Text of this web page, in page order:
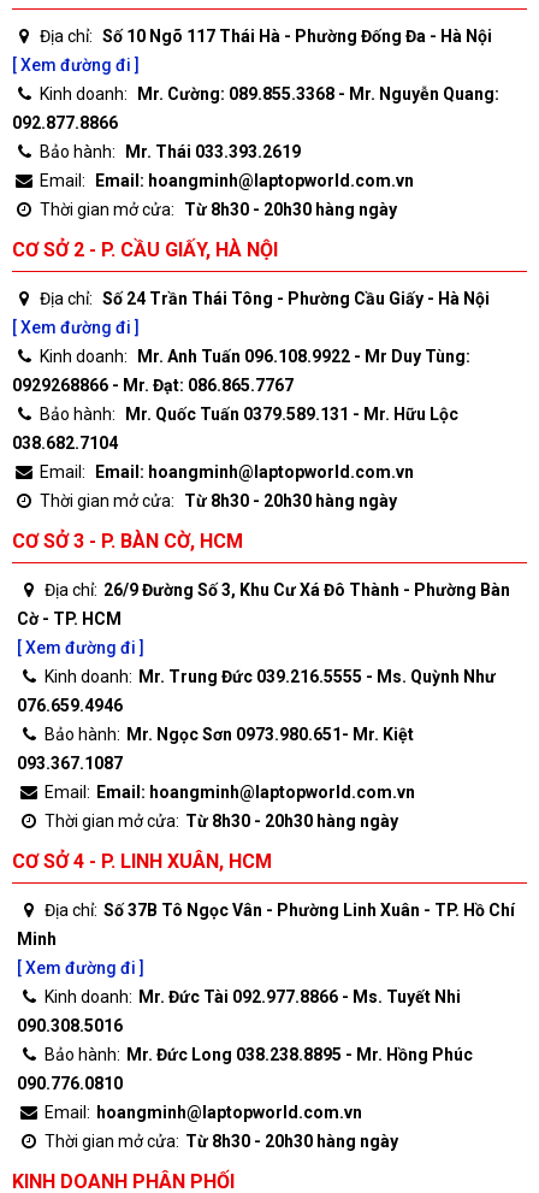
Địa chỉ: Số 10 Ngõ 117 Thái Hà - Phường Đống Đa - Hà Nội
[ Xem đường đi ]
Kinh doanh:
Mr. Cường: 089.855.3368 - Mr. Nguyễn Quang:
092.877.8866
Bảo hành:
Mr. Thái 033.393.2619
Email:
Email: hoangminh@laptopworld.com.vn
Thời gian mở cửa:
Từ 8h30 - 20h30 hàng ngày
CƠ SỞ 2 - P. CẦU GIẤY, HÀ NỘI
Địa chỉ: Số 24 Trần Thái Tông - Phường Cầu Giấy - Hà Nội
[ Xem đường đi ]
Kinh doanh:
Mr. Anh Tuấn 096.108.9922 - Mr Duy Tùng:
0929268866 - Mr. Đạt: 086.865.7767
Bảo hành:
Mr. Quốc Tuấn 0379.589.131 - Mr. Hữu Lộc
038.682.7104
Email:
Email: hoangminh@laptopworld.com.vn
Thời gian mở cửa:
Từ 8h30 - 20h30 hàng ngày
CƠ SỞ 3 - P. BÀN CỜ, HCM
Địa chỉ: 26/9 Đường Số 3, Khu Cư Xá Đô Thành - Phường Bàn
Cờ - TP. HCM
[ Xem đường đi ]
Kinh doanh: Mr. Trung Đức 039.216.5555 - Ms. Quỳnh Như
076.659.4946
Bảo hành: Mr. Ngọc Sơn 0973.980.651- Mr. Kiệt
093.367.1087
Email: Email: hoangminh@laptopworld.com.vn
Thời gian mở cửa: Từ 8h30 - 20h30 hàng ngày
CƠ SỞ 4 - P. LINH XUÂN, HCM
Địa chỉ: Số 37B Tô Ngọc Vân - Phường Linh Xuân - TP. Hồ Chí
Minh
[ Xem đường đi ]
Kinh doanh: Mr. Đức Tài 092.977.8866 - Ms. Tuyết Nhi
090.308.5016
Bảo hành: Mr. Đức Long 038.238.8895 - Mr. Hồng Phúc
090.776.0810
Email: hoangminh@laptopworld.com.vn
Thời gian mở cửa: Từ 8h30 - 20h30 hàng ngày
KINH DOANH PHÂN PHỐI